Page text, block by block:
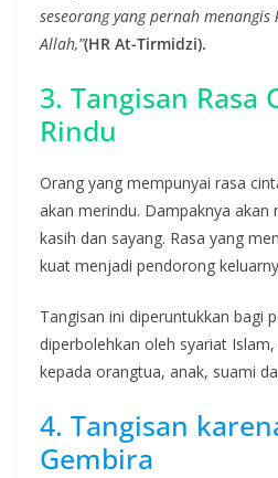
seseorang yang pernah
Allah,”(HR At-Tirmidzi).
3. Tangisan Rasa
Rindu
Orang yang mempunyai rasa
akan merindu. Dampaknya akan
kasih dan sayang. Rasa yang
kuat menjadi pendorong
Tangisan ini diperuntukkan bagi
diperbolehkan oleh syariat
kepada orangtua, anak, suami
4. Tangisan
Gembira